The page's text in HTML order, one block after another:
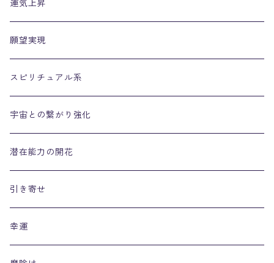
運気上昇
願望実現
スピリチュアル系
宇宙との繋がり強化
潜在能力の開花
引き寄せ
幸運